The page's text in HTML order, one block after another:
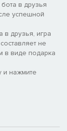
в друзья
успешной
в друзья, игра
не
в виде подарка
и нажмите